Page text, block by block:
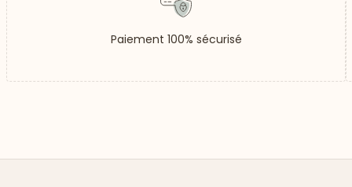
Paiement 100% sécurisé